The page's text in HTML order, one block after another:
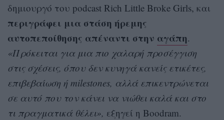
δημιουργό του podcast Rich Little Broke Girls, και
περιγράφει μια στάση ήρεμης
αυτοπεποίθησης απέναντι στην αγάπη.
«Πρόκειται για μια πιο χαλαρή προσέγγιση
στις σχέσεις, όπου δεν κυνηγά κανείς ετικέτες,
επιβεβαίωση ή milestones, αλλά επικεντρώνεται
σε αυτό που τον κάνει να νιώθει καλά και στο
τι πραγματικά θέλει», εξηγεί η Boodram.